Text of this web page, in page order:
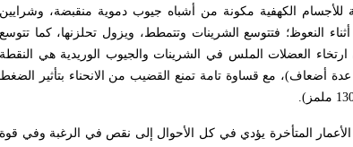
أن البنية النسيجية للأجسام الكهفية مكونة من أشباه جيوب دموية منقبضة، وشرايين
النعوظ؛ فتتوسع الشرينات وتتمطط، ويزول تحلزنها، كما تتوسع
ارتخاء العضلات الملس في الشرينات والجيوب الوريدية هي النقطة
مع قساوة تامة تمنع القضيب من الانحناء بتأثير الضغط
الأعمار المتأخرة يؤدي في كل الأحوال إلى نقص في الرغبة وفي قوة